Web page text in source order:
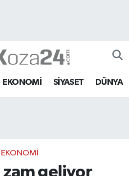
EKONOMİ SİYASET DÜNYA
EKONOMİ
zam geliyor